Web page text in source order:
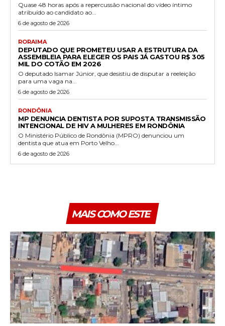
Quase 48 horas após a repercussão nacional do vídeo íntimo
atribuído ao candidato ao...
6 de agosto de 2026
RORAIMA
DEPUTADO QUE PROMETEU USAR A ESTRUTURA DA
ASSEMBLEIA PARA ELEGER OS PAIS JÁ GASTOU R$ 305
MIL DO COTÃO EM 2026
O deputado Isamar Júnior, que desistiu de disputar a reeleição
para uma vaga na...
6 de agosto de 2026
RONDÔNIA
MP DENUNCIA DENTISTA POR SUPOSTA TRANSMISSÃO
INTENCIONAL DE HIV A MULHERES EM RONDÔNIA
O Ministério Público de Rondônia (MPRO) denunciou um
dentista que atua em Porto Velho...
6 de agosto de 2026
MAIS COMO ESTE